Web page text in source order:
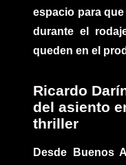
espacio para
durante el
queden en el
Ricardo
del asiento
thriller
Desde Buenos